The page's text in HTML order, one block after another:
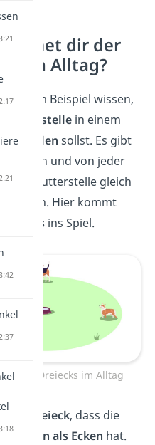
dir der
im Alltag?
zum Beispiel wissen,
Futterstellein einem
sollst. Es gibt
und von jeder
die Futterstelle gleich
sein. Hier kommt
Umkreisins Spiel.
eines Dreiecks im Alltag
Dreieck, dass die
als Ecken hat.